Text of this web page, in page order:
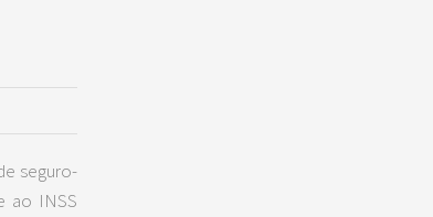
seguro-
ao INSS